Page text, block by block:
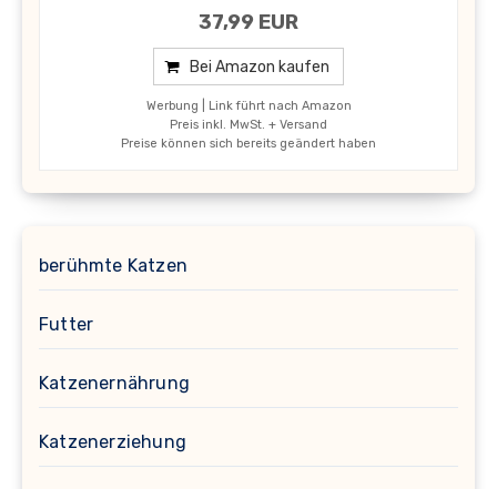
37,99 EUR
Bei Amazon kaufen
Werbung | Link führt nach Amazon
Preis inkl. MwSt. + Versand
Preise können sich bereits geändert haben
berühmte Katzen
Futter
Katzenernährung
Katzenerziehung